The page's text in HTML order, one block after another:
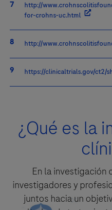
http://
for-crohns-uc.html
http://
https://clinicaltrials.gov/ct2/
¿Qué es la
En la investigación
investigadores y
juntos hacia un